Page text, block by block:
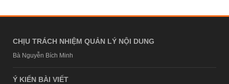
CHỊU TRÁCH NHIỆM QUẢN LÝ NỘI DUNG
Bà Nguyễn Bích Minh
Ý KIẾN BÀI VIẾT